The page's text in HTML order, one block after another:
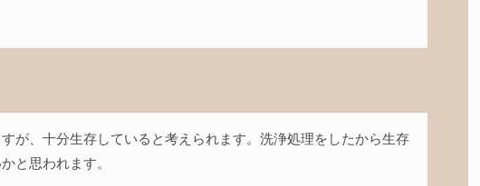
が、十分生存していると考えられます。洗浄処理をしたから生存
と思われます。